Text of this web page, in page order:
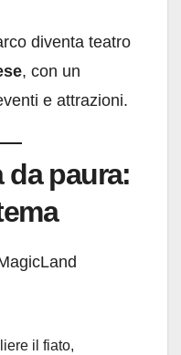
diventa teatro
, con un
e attrazioni.
da paura:
il fiato,